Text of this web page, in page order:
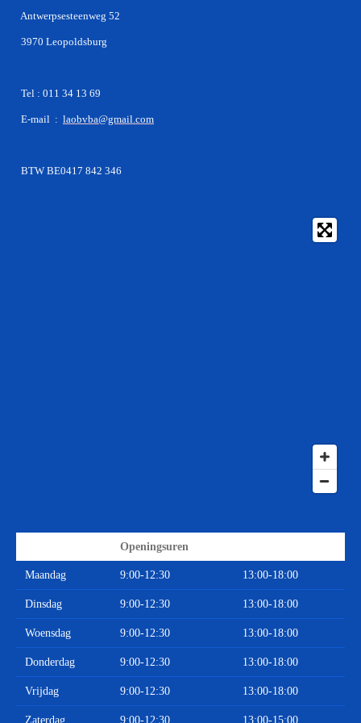
Antwerpsesteenweg 52
3970 Leopoldsburg
Tel : 011 34 13 69
E-mail : laobvba@gmail.com
BTW BE0417 842 346
Openingsuren
Maandag 9:00-12:30 13:00-18:00
Dinsdag 9:00-12:30 13:00-18:00
Woensdag 9:00-12:30 13:00-18:00
Donderdag 9:00-12:30 13:00-18:00
Vrijdag 9:00-12:30 13:00-18:00
Zaterdag 9:00-12:30 13:00-15:00